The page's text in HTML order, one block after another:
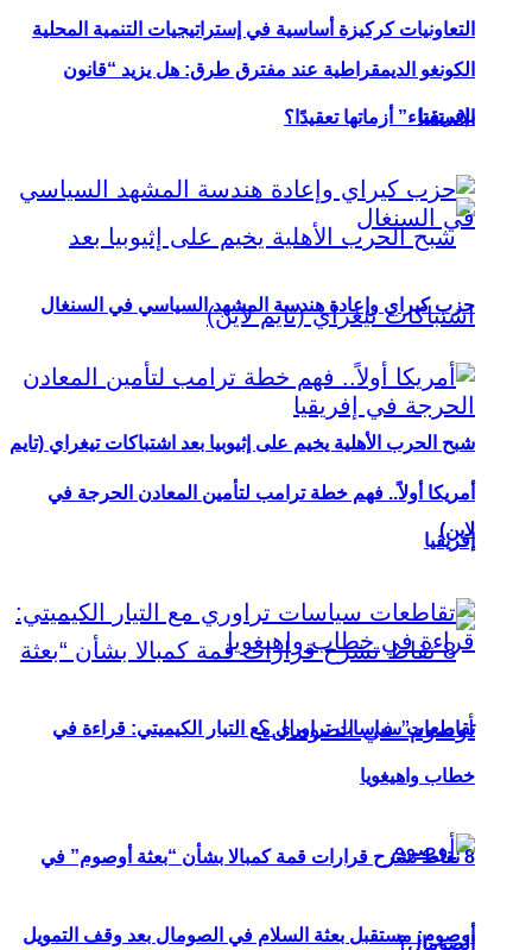
التعاونيات كركيزة أساسية في إستراتيجيات التنمية المحلية
بإفريقيا
شبح الحرب الأهلية يخيم على إثيوبيا بعد اشتباكات تيغراي (تايم
لاين)
8 نقاط تشرح قرارات قمة كمبالا بشأن “بعثة أوصوم” في
الصومال؟
الكونغو الديمقراطية عند مفترق طرق: هل يزيد “قانون
الاستفتاء” أزماتها تعقيدًا؟
حزب كيراي وإعادة هندسة المشهد السياسي في السنغال
أمريكا أولاً.. فهم خطة ترامب لتأمين المعادن الحرجة في
إفريقيا
تقاطعات سياسات تراوري مع التيار الكيميتي: قراءة في
خطاب واهيغويا
أوصوم: مستقبل بعثة السلام في الصومال بعد وقف التمويل